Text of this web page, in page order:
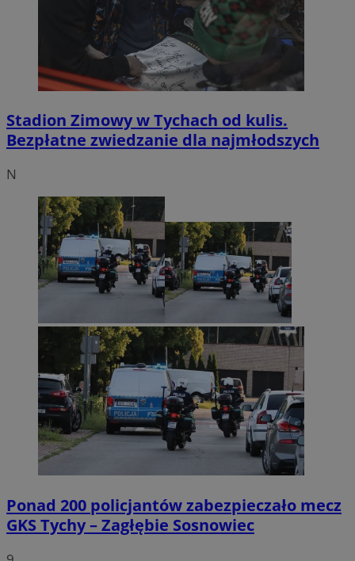
Stadion Zimowy w Tychach od kulis.
Bezpłatne zwiedzanie dla najmłodszych
N
Ponad 200 policjantów zabezpieczało mecz
GKS Tychy – Zagłębie Sosnowiec